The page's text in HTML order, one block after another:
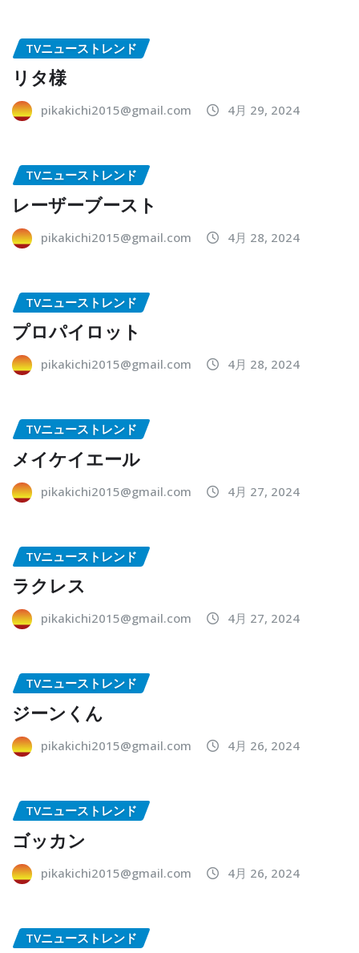
TVニューストレンド
リタ様
pikakichi2015@gmail.com 4月 29, 2024
TVニューストレンド
レーザーブースト
pikakichi2015@gmail.com 4月 28, 2024
TVニューストレンド
プロパイロット
pikakichi2015@gmail.com 4月 28, 2024
TVニューストレンド
メイケイエール
pikakichi2015@gmail.com 4月 27, 2024
TVニューストレンド
ラクレス
pikakichi2015@gmail.com 4月 27, 2024
TVニューストレンド
ジーンくん
pikakichi2015@gmail.com 4月 26, 2024
TVニューストレンド
ゴッカン
pikakichi2015@gmail.com 4月 26, 2024
TVニューストレンド